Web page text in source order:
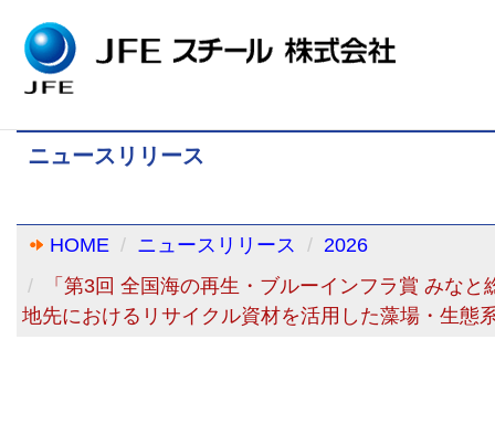
ニュースリリース
HOME ニュースリリース
2026
「第3回 全国海の再生・ブルーインフラ賞 みな
地先におけるリサイクル資材を活用した藻場・生態